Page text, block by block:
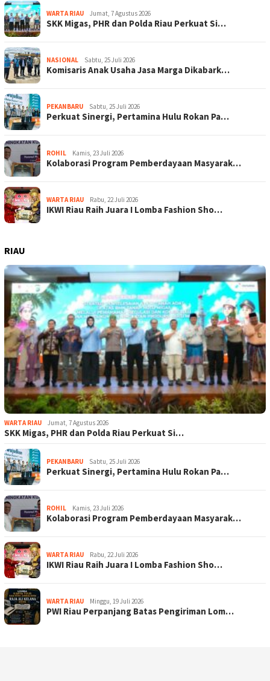
WARTA RIAU Jumat, 7 Agustus 2026
SKK Migas, PHR dan Polda Riau Perkuat Si…
NASIONAL Sabtu, 25 Juli 2026
Komisaris Anak Usaha Jasa Marga Dikabark…
PEKANBARU Sabtu, 25 Juli 2026
Perkuat Sinergi, Pertamina Hulu Rokan Pa…
ROHIL Kamis, 23 Juli 2026
Kolaborasi Program Pemberdayaan Masyarak…
WARTA RIAU Rabu, 22 Juli 2026
IKWI Riau Raih Juara I Lomba Fashion Sho…
RIAU
WARTA RIAU Jumat, 7 Agustus 2026
SKK Migas, PHR dan Polda Riau Perkuat Si…
PEKANBARU Sabtu, 25 Juli 2026
Perkuat Sinergi, Pertamina Hulu Rokan Pa…
ROHIL Kamis, 23 Juli 2026
Kolaborasi Program Pemberdayaan Masyarak…
WARTA RIAU Rabu, 22 Juli 2026
IKWI Riau Raih Juara I Lomba Fashion Sho…
WARTA RIAU Minggu, 19 Juli 2026
PWI Riau Perpanjang Batas Pengiriman Lom…